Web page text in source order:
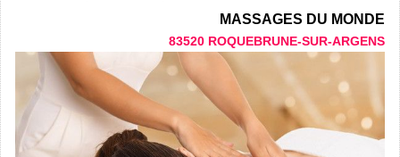
MASSAGES DU MONDE
83520 ROQUEBRUNE-SUR-ARGENS